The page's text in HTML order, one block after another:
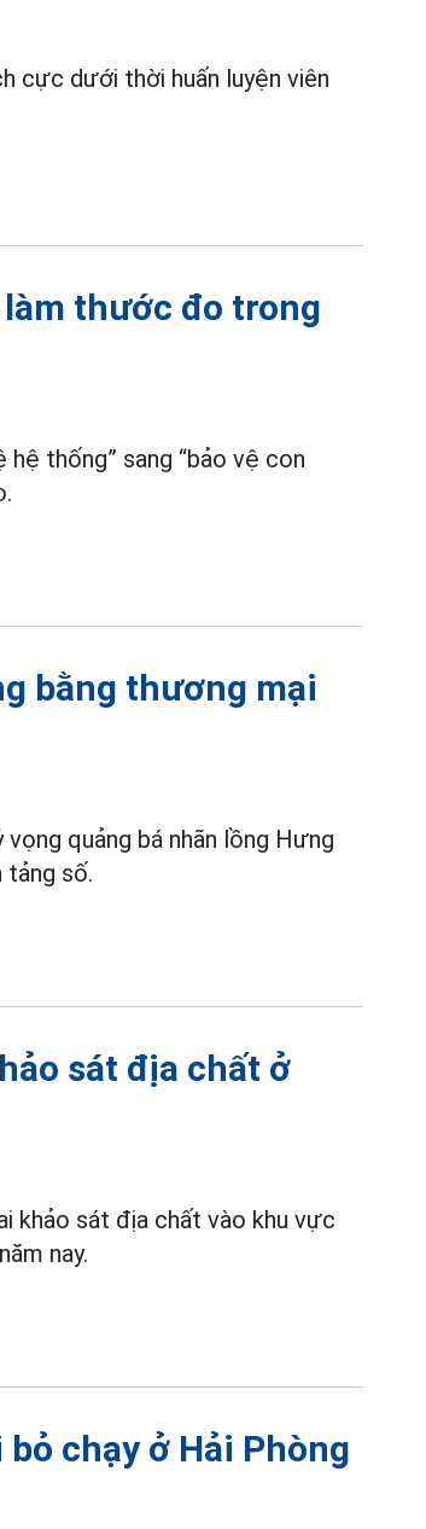
cực dưới thời huấn luyện viên
thước đo trong
thống” sang “bảo vệ con
bằng thương mại
quảng bá nhãn lồng Hưng
tảng số.
sát địa chất ở
khảo sát địa chất vào khu vực
nay.
chạy ở Hải Phòng